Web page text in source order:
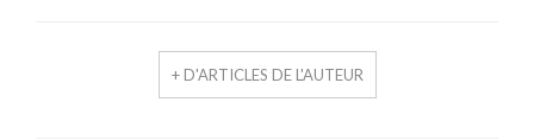
+ D'ARTICLES DE L'AUTEUR